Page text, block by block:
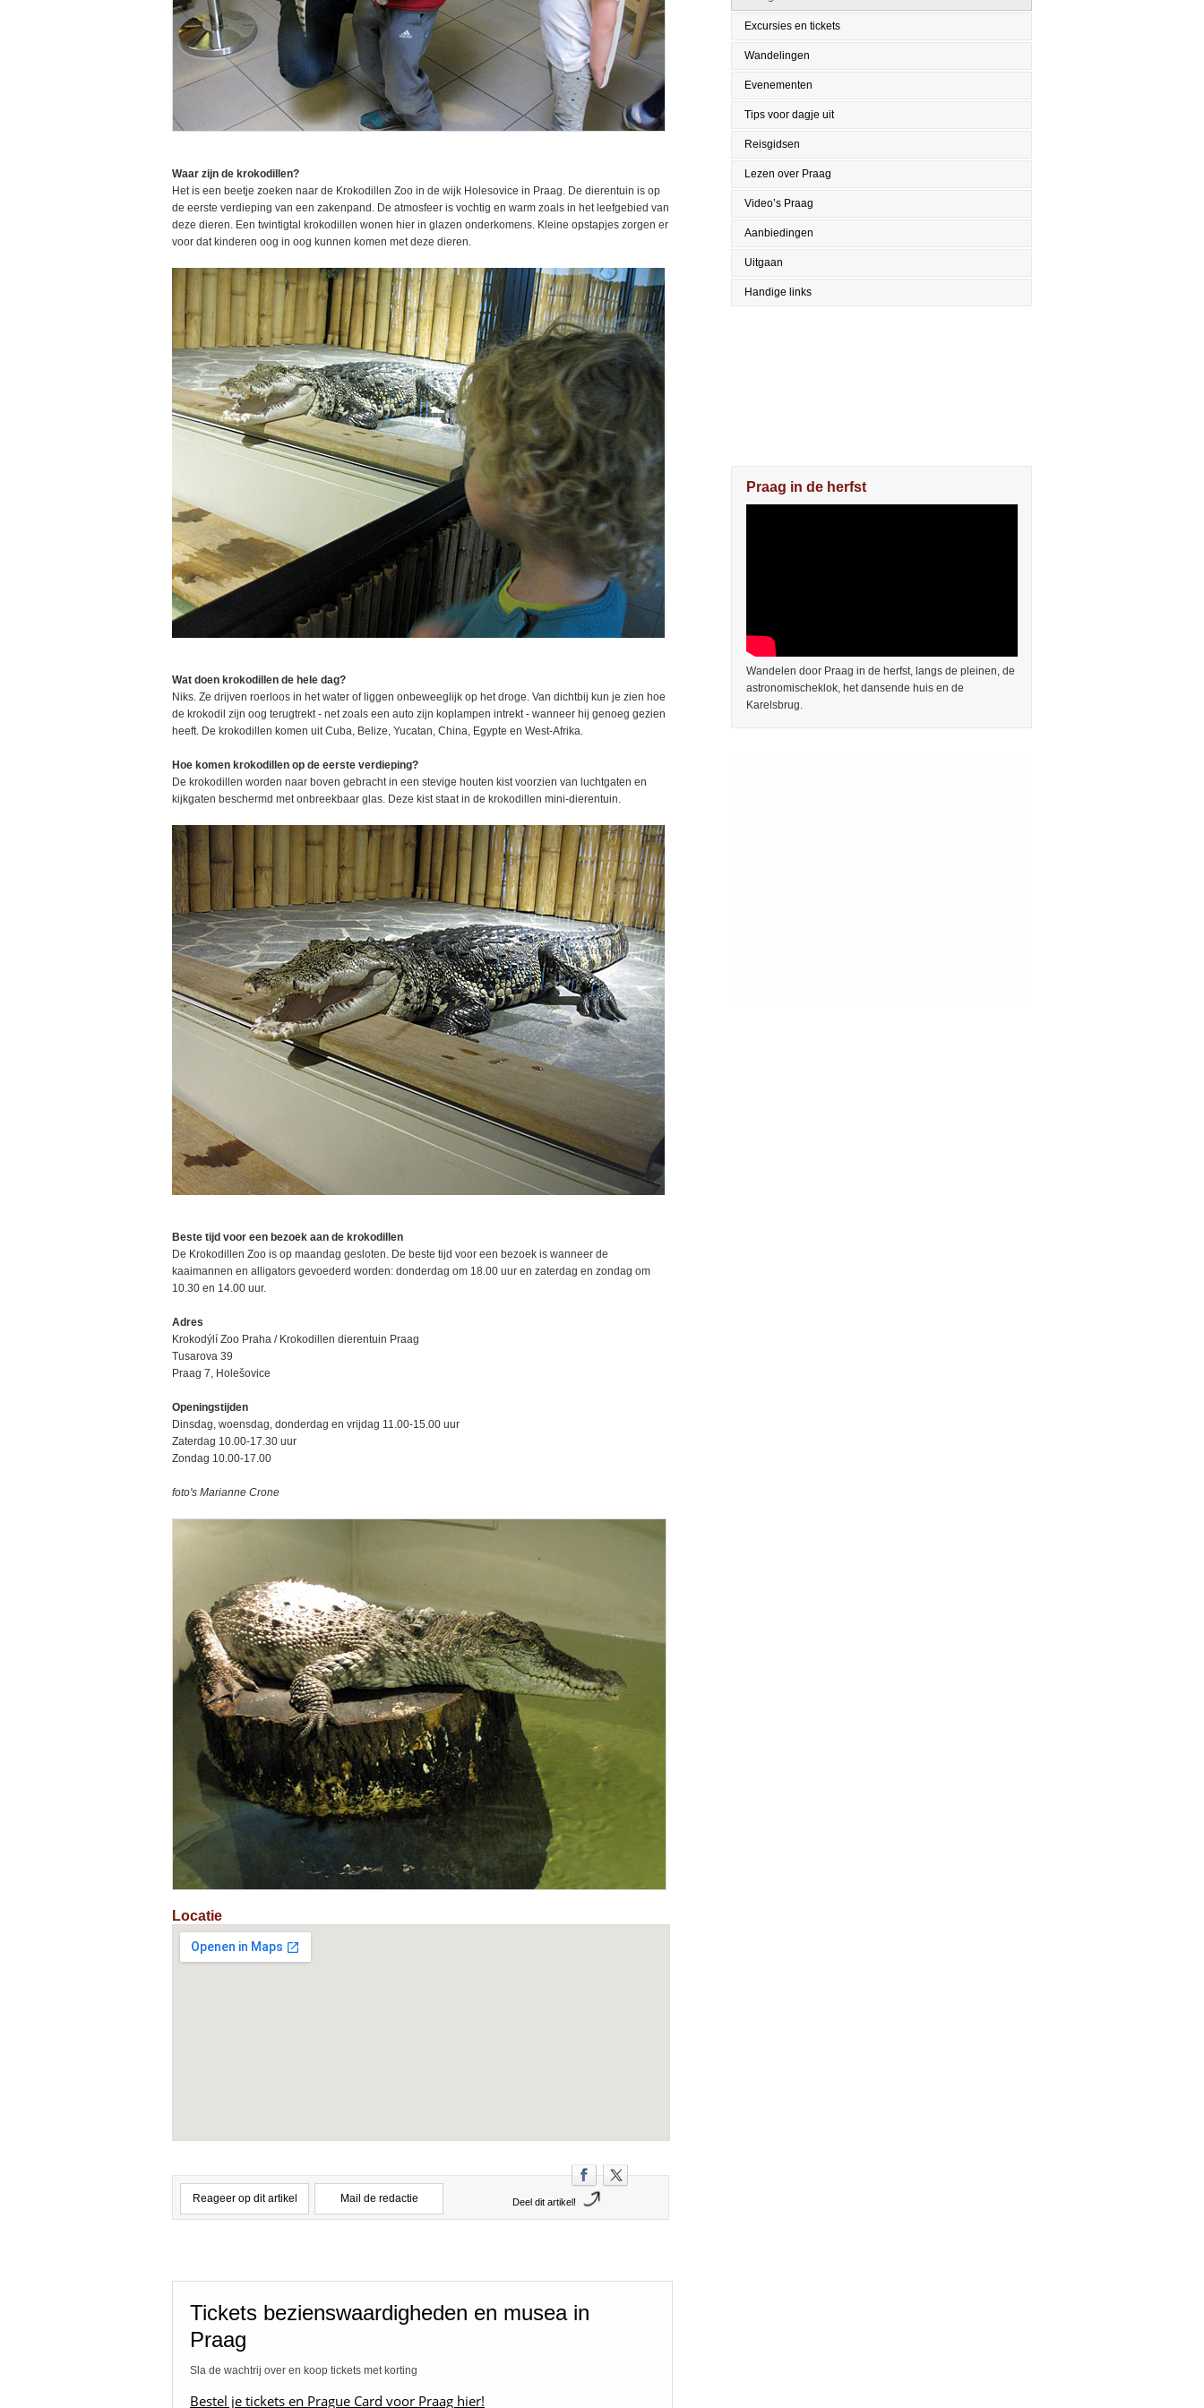
Waar zijn de krokodillen?
Het is een beetje zoeken naar de Krokodillen Zoo in de wijk Holesovice in Praag. De dierentuin is op
de eerste verdieping van een zakenpand. De atmosfeer is vochtig en warm zoals in het leefgebied van
deze dieren. Een twintigtal krokodillen wonen hier in glazen onderkomens. Kleine opstapjes zorgen er
voor dat kinderen oog in oog kunnen komen met deze dieren.
Wat doen krokodillen de hele dag?
Niks. Ze drijven roerloos in het water of liggen onbeweeglijk op het droge. Van dichtbij kun je zien hoe
de krokodil zijn oog terugtrekt - net zoals een auto zijn koplampen intrekt - wanneer hij genoeg gezien
heeft. De krokodillen komen uit Cuba, Belize, Yucatan, China, Egypte en West-Afrika.
Hoe komen krokodillen op de eerste verdieping?
De krokodillen worden naar boven gebracht in een stevige houten kist voorzien van luchtgaten en
kijkgaten beschermd met onbreekbaar glas. Deze kist staat in de krokodillen mini-dierentuin.
Beste tijd voor een bezoek aan de krokodillen
De Krokodillen Zoo is op maandag gesloten. De beste tijd voor een bezoek is wanneer de
kaaimannen en alligators gevoederd worden: donderdag om 18.00 uur en zaterdag en zondag om
10.30 en 14.00 uur.
Adres
Krokodýlí Zoo Praha / Krokodillen dierentuin Praag
Tusarova 39
Praag 7, Holešovice
Openingstijden
Dinsdag, woensdag, donderdag en vrijdag 11.00-15.00 uur
Zaterdag 10.00-17.30 uur
Zondag 10.00-17.00
foto's Marianne Crone
Locatie
Reageer op dit artikel Mail de redactie Deel dit artikel!
Tickets bezienswaardigheden en musea in
Praag
Sla de wachtrij over en koop tickets met korting
Bestel je tickets en Prague Card voor Praag hier!
Excursies en tickets
Wandelingen
Evenementen
Tips voor dagje uit
Reisgidsen
Lezen over Praag
Video’s Praag
Aanbiedingen
Uitgaan
Handige links
Praag in de herfst
Wandelen door Praag in de herfst, langs de pleinen, de
astronomischeklok, het dansende huis en de
Karelsbrug.